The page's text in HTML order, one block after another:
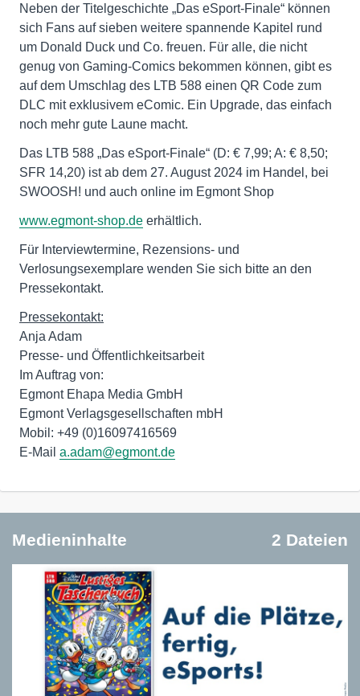
Neben der Titelgeschichte „Das eSport-Finale“ können
sich Fans auf sieben weitere spannende Kapitel rund
um Donald Duck und Co. freuen. Für alle, die nicht
genug von Gaming-Comics bekommen können, gibt es
auf dem Umschlag des LTB 588 einen QR Code zum
DLC mit exklusivem eComic. Ein Upgrade, das einfach
noch mehr gute Laune macht.
Das LTB 588 „Das eSport-Finale“ (D: € 7,99; A: € 8,50;
SFR 14,20) ist ab dem 27. August 2024 im Handel, bei
SWOOSH! und auch online im Egmont Shop
www.egmont-shop.de erhältlich.
Für Interviewtermine, Rezensions- und
Verlosungsexemplare wenden Sie sich bitte an den
Pressekontakt.
Pressekontakt:
Anja Adam
Presse- und Öffentlichkeitsarbeit
Im Auftrag von:
Egmont Ehapa Media GmbH
Egmont Verlagsgesellschaften mbH
Mobil: +49 (0)16097416569
E-Mail a.adam@egmont.de
Medieninhalte 2 Dateien